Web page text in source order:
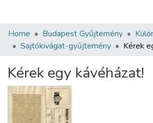
Communities & Collections
Statistics
About us
Home Budapest Gyűjtemény
Sajtókivágat-gyűjtemény
Kérek
Kérek egy kávéházat!